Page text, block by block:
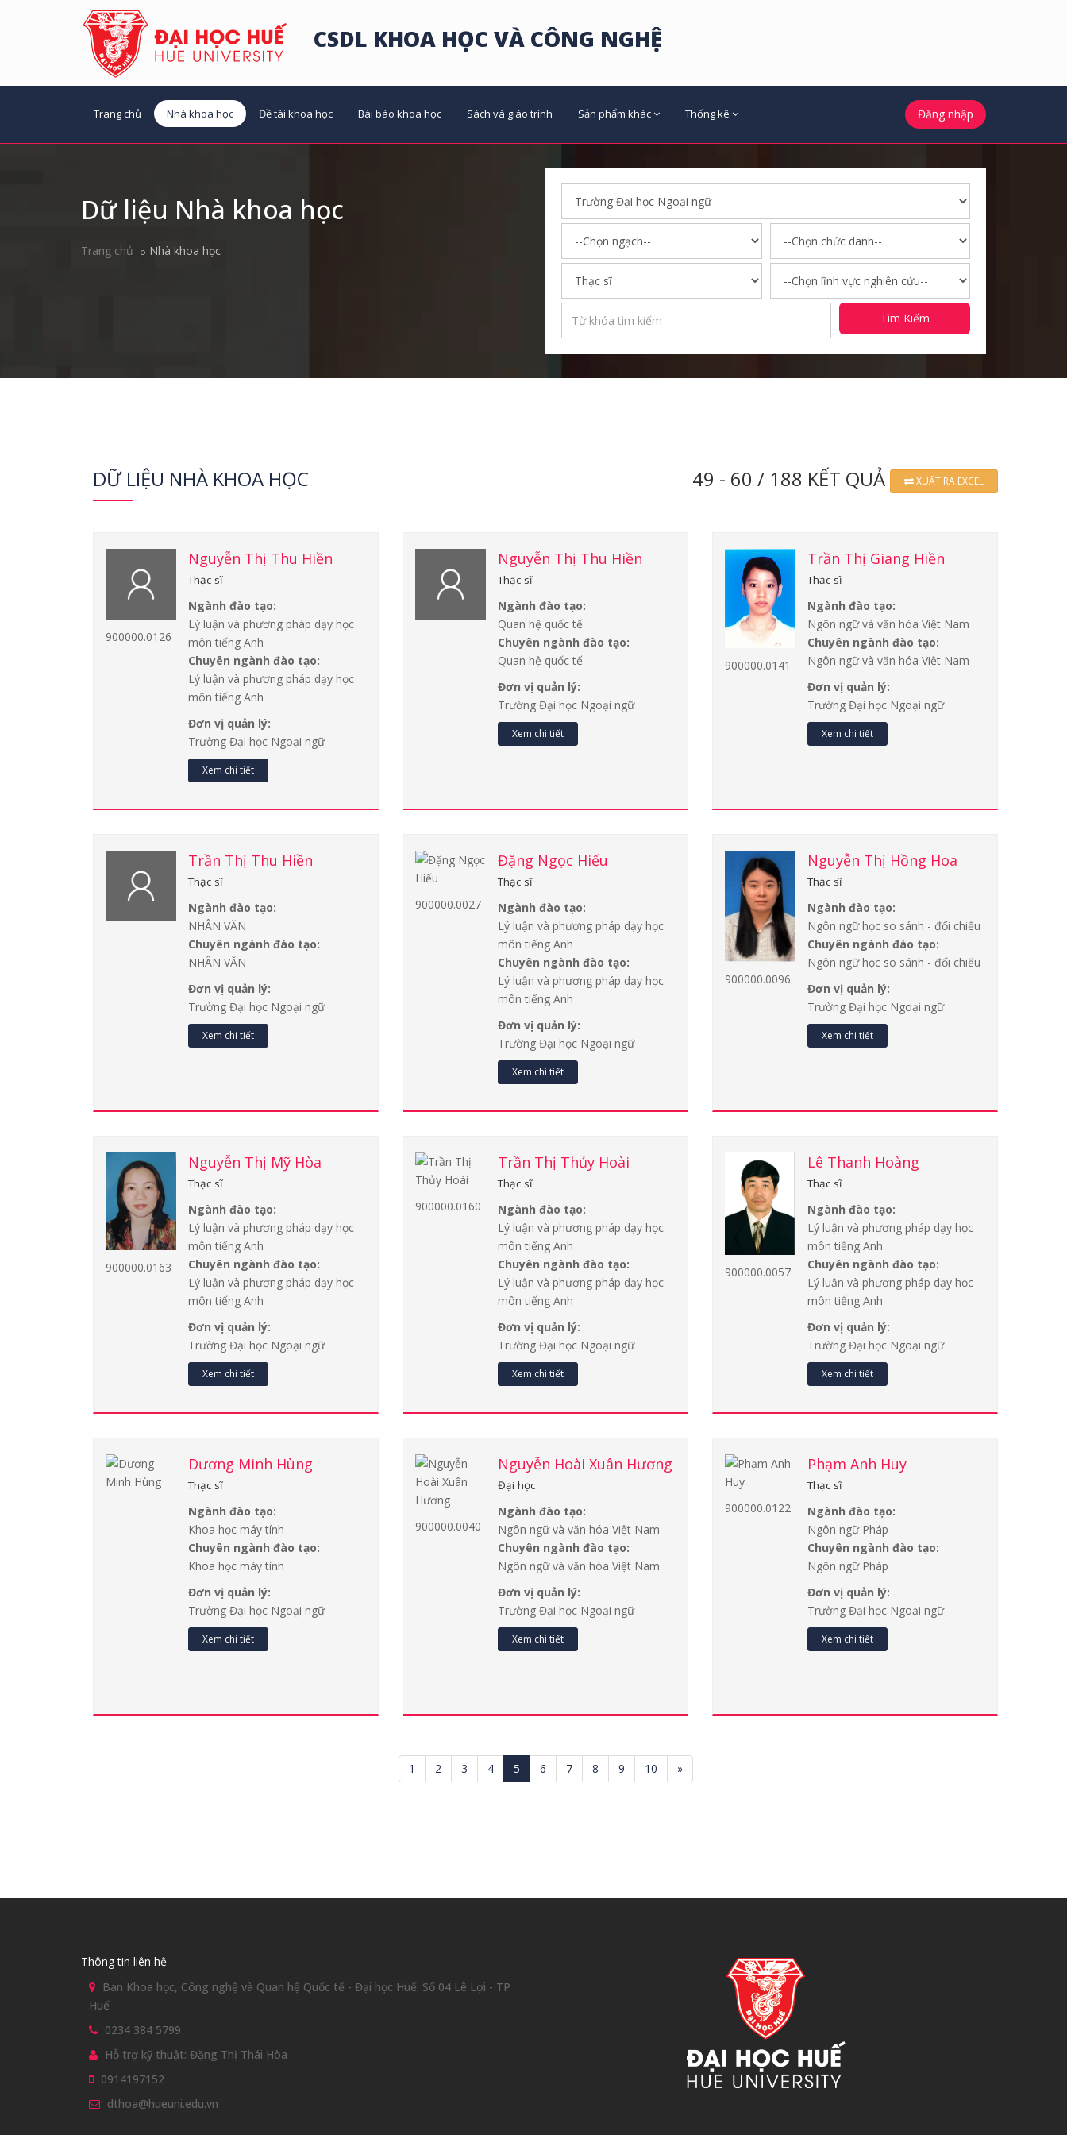
CSDL KHOA HỌC VÀ CÔNG NGHỆ
Trang chủ Nhà khoa học Đề tài khoa học Bài báo khoa học Sách và giáo trình Sản phẩm khác Thống kê Đăng nhập
Dữ liệu Nhà khoa học
Trang chủ Nhà khoa học
Tìm Kiếm
DỮ LIỆU NHÀ KHOA HỌC 49 - 60 / 188 KẾT QUẢ XUẤT RA EXCEL
900000.0126
Nguyễn Thị Thu Hiền
Thạc sĩ
Ngành đào tạo:
Lý luận và phương pháp dạy học
môn tiếng Anh
Chuyên ngành đào tạo:
Lý luận và phương pháp dạy học
môn tiếng Anh
Đơn vị quản lý:
Trường Đại học Ngoại ngữ
Xem chi tiết
Nguyễn Thị Thu Hiền
Thạc sĩ
Ngành đào tạo:
Quan hệ quốc tế
Chuyên ngành đào tạo:
Quan hệ quốc tế
Đơn vị quản lý:
Trường Đại học Ngoại ngữ
Xem chi tiết
900000.0141
Trần Thị Giang Hiền
Thạc sĩ
Ngành đào tạo:
Ngôn ngữ và văn hóa Việt Nam
Chuyên ngành đào tạo:
Ngôn ngữ và văn hóa Việt Nam
Đơn vị quản lý:
Trường Đại học Ngoại ngữ
Xem chi tiết
Trần Thị Thu Hiền
Thạc sĩ
Ngành đào tạo:
NHÂN VĂN
Chuyên ngành đào tạo:
NHÂN VĂN
Đơn vị quản lý:
Trường Đại học Ngoại ngữ
Xem chi tiết
900000.0027
Đặng Ngọc Hiếu
Thạc sĩ
Ngành đào tạo:
Lý luận và phương pháp dạy học
môn tiếng Anh
Chuyên ngành đào tạo:
Lý luận và phương pháp dạy học
môn tiếng Anh
Đơn vị quản lý:
Trường Đại học Ngoại ngữ
Xem chi tiết
900000.0096
Nguyễn Thị Hồng Hoa
Thạc sĩ
Ngành đào tạo:
Ngôn ngữ học so sánh - đối chiếu
Chuyên ngành đào tạo:
Ngôn ngữ học so sánh - đối chiếu
Đơn vị quản lý:
Trường Đại học Ngoại ngữ
Xem chi tiết
900000.0163
Nguyễn Thị Mỹ Hòa
Thạc sĩ
Ngành đào tạo:
Lý luận và phương pháp dạy học
môn tiếng Anh
Chuyên ngành đào tạo:
Lý luận và phương pháp dạy học
môn tiếng Anh
Đơn vị quản lý:
Trường Đại học Ngoại ngữ
Xem chi tiết
900000.0160
Trần Thị Thủy Hoài
Thạc sĩ
Ngành đào tạo:
Lý luận và phương pháp dạy học
môn tiếng Anh
Chuyên ngành đào tạo:
Lý luận và phương pháp dạy học
môn tiếng Anh
Đơn vị quản lý:
Trường Đại học Ngoại ngữ
Xem chi tiết
900000.0057
Lê Thanh Hoàng
Thạc sĩ
Ngành đào tạo:
Lý luận và phương pháp dạy học
môn tiếng Anh
Chuyên ngành đào tạo:
Lý luận và phương pháp dạy học
môn tiếng Anh
Đơn vị quản lý:
Trường Đại học Ngoại ngữ
Xem chi tiết
Dương Minh Hùng
Thạc sĩ
Ngành đào tạo:
Khoa học máy tính
Chuyên ngành đào tạo:
Khoa học máy tính
Đơn vị quản lý:
Trường Đại học Ngoại ngữ
Xem chi tiết
900000.0040
Nguyễn Hoài Xuân Hương
Đại học
Ngành đào tạo:
Ngôn ngữ và văn hóa Việt Nam
Chuyên ngành đào tạo:
Ngôn ngữ và văn hóa Việt Nam
Đơn vị quản lý:
Trường Đại học Ngoại ngữ
Xem chi tiết
900000.0122
Phạm Anh Huy
Thạc sĩ
Ngành đào tạo:
Ngôn ngữ Pháp
Chuyên ngành đào tạo:
Ngôn ngữ Pháp
Đơn vị quản lý:
Trường Đại học Ngoại ngữ
Xem chi tiết
1 2 3 4 5 6 7 8 9 10 »
Thông tin liên hệ
Ban Khoa học, Công nghệ và Quan hệ Quốc tế - Đại học Huế. Số 04 Lê Lợi - TP
Huế
0234 384 5799
Hỗ trợ kỹ thuật: Đặng Thị Thái Hòa
0914197152
dthoa@hueuni.edu.vn